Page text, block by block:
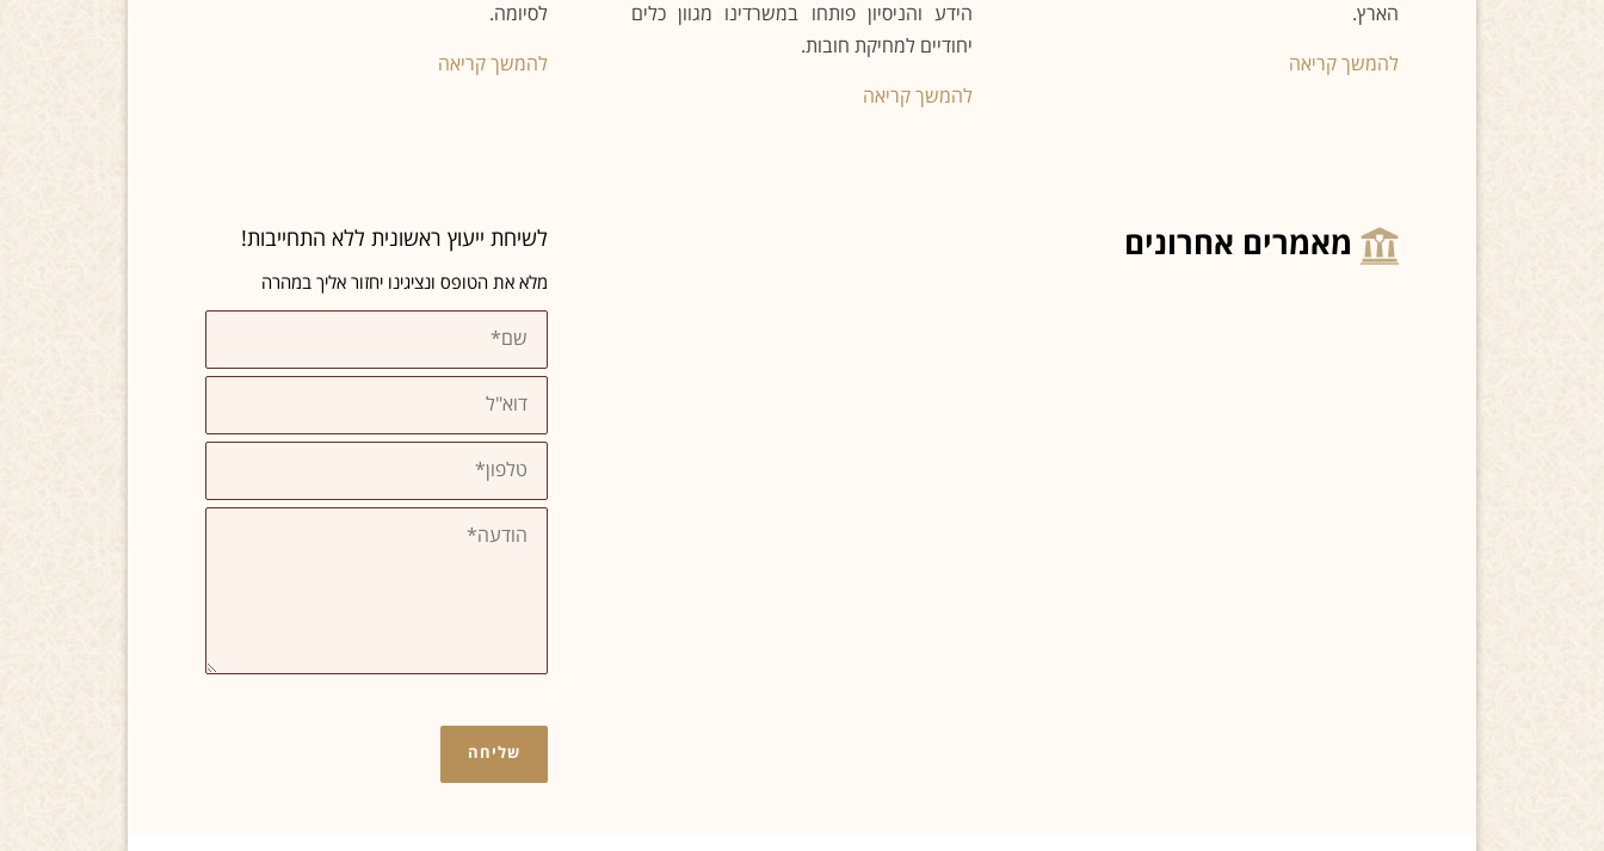
לסיומה.
להמשך קריאה
הידע והניסיון פותחו במשרדינו מגוון כלים
יחודיים למחיקת חובות.
להמשך קריאה
הארץ.
להמשך קריאה
לשיחת ייעוץ ראשונית ללא התחייבות!
מלא את הטופס ונציגינו יחזור אליך במהרה
מאמרים אחרונים